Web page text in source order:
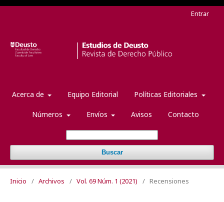
Acerca de Equipo Editorial Políticas Editoriales
Números Envíos Avisos Contacto
Buscar
Entrar
Inicio / Archivos / Vol. 69 Núm. 1 (2021) / Recensiones